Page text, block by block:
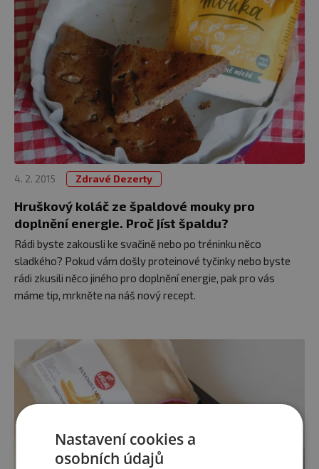
4. 2. 2015 Zdravé Dezerty
Hruškový koláč ze špaldové mouky pro
doplnění energie. Proč jíst špaldu?
Rádi byste zakousli ke svačině nebo po tréninku něco
sladkého? Pokud vám došly proteinové tyčinky nebo byste
rádi zkusili něco jiného pro doplnění energie, pak pro vás
máme tip, mrkněte na náš nový recept.
Nastavení cookies a
osobních údajů